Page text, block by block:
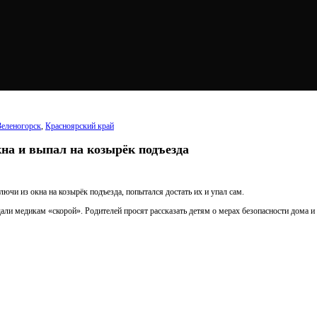
, Красноярский край
и выпал на козырёк подъезда
из окна на козырёк подъезда, попытался достать их и упал сам.
«скорой». Родителей просят рассказать детям о мерах безопасности дома и